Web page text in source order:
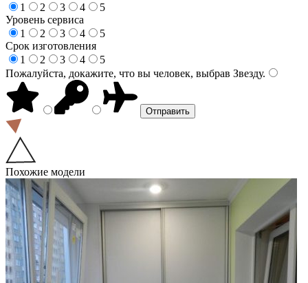
1
2 3 4
5
Уровень сервиса
1
2 3 4
5
Срок изготовления
1
2 3 4
5
Пожалуйста, докажите, что вы человек, выбрав Звезду.
Похожие модели